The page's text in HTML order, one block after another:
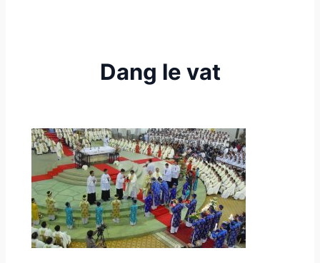
Dang le vat